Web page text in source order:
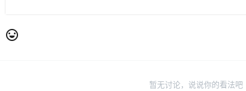
暂无讨论，说说你的看法吧